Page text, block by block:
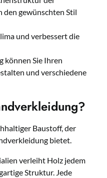
den gewünschten Stil
und verbessert die
können Sie Ihren
und verschiedene
Baustoff, der
bietet.
verleiht Holz jedem
Struktur. Jede